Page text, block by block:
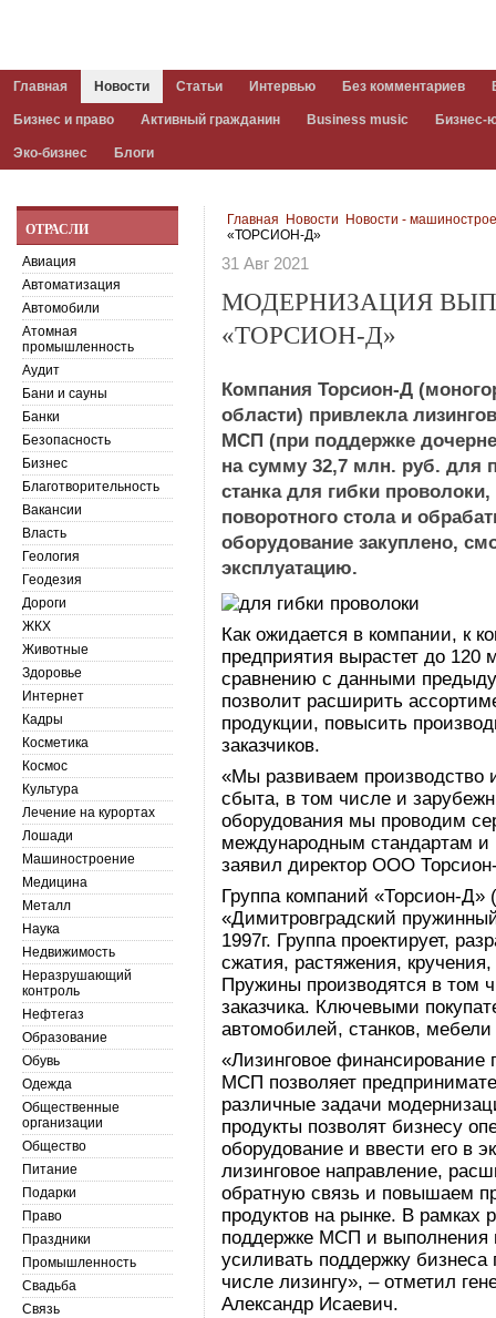
Главная Новости Статьи Интервью Без комментариев
Бизнес и право Активный гражданин Business music Бизнес-
Эко-бизнес Блоги
Главная Новости
Новости -
«ТОРСИОН-Д»
31 Авг 2021
МОДЕРНИЗАЦИЯ
«ТОРСИОН-Д»
Компания Торсион-Д
области) привлекла
МСП (при поддержке
на сумму 32,7 млн. руб. для
станка для гибки
поворотного стола и
оборудование закуплено,
эксплуатацию.
Как ожидается в компании, к
предприятия вырастет до
сравнению с данными
позволит расширить
продукции, повысить
заказчиков.
«Мы развиваем производство
сбыта, в том числе и
оборудования мы проводим
международным стандартам и
заявил директор ООО
Группа компаний «Торсион-
«Димитровградский
1997г. Группа проектирует,
сжатия, растяжения,
Пружины производятся в том
заказчика. Ключевыми
автомобилей, станков,
«Лизинговое
МСП позволяет
различные задачи
продукты позволят бизнесу
оборудование и ввести его в
лизинговое направление,
обратную связь и повышаем
продуктов на рынке. В рамках
поддержке МСП и выполнения
усиливать поддержку
числе лизингу», – отметил
Александр Исаевич.
ОТРАСЛИ
Авиация
Автоматизация
Автомобили
Атомная
промышленность
Аудит
Бани и сауны
Банки
Безопасность
Бизнес
Благотворительность
Вакансии
Власть
Геология
Геодезия
Дороги
ЖКХ
Животные
Здоровье
Интернет
Кадры
Косметика
Космос
Культура
Лечение на курортах
Лошади
Машиностроение
Медицина
Металл
Наука
Недвижимость
Неразрушающий
контроль
Нефтегаз
Образование
Обувь
Одежда
Общественные
организации
Общество
Питание
Подарки
Право
Праздники
Промышленность
Свадьба
Связь